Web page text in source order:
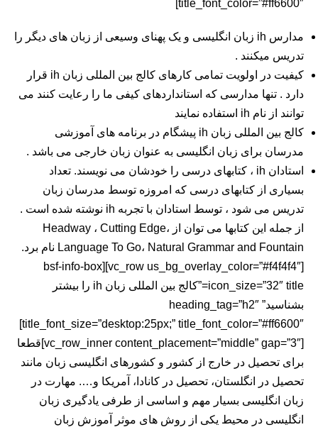
title_font_color=”#ff6600″]
مدارس ih زبان انگلیسی و یک پهنای وسیعی از زبان های دیگر را
تدریس میکنند .
کیفیت در اولویت تمامی کارهای کالج بین المللی زبان ih قرار
دارد . تنها مدارسی که استانداردهای کیفی ما را رعایت کنند می
توانند از نام ih استفاده نمایند
کالج بین المللی زبان ih پیشگام در برنامه های آموزشی
مدرسان برای زبان انگلیسی به عنوان زبان خارجی می باشد .
استادان ih ، کتابهای درسی را خودشان می نویسند. تعداد
بسیاری از کتابهای درسی که امروزه توسط مدرسان زبان
تدریس می شود ، توسط استادان با تجربه ih نوشته شده است .
از جمله این کتابها می توان از Headway ، Cutting Edge،
Language To Go، Natural Grammar and Fountain نام برد.
[vc_row us_bg_overlay_color=”#f4f4f4″][bsf-info-box
icon_size=”32″ title=”کالج بین المللی زبان ih را بیشتر
بشناسید” heading_tag=”h2″
title_font_size=”desktop:25px;” title_font_color=”#ff6600″]
[vc_row_inner content_placement=”middle” gap=”3″]قطعا
برای تحصیل در خارج از کشور و کشورهای انگلیسی زبان مانند
تحصیل در انگلستان، تحصیل در کانادا ، آمریکا و…. مهارت در
زبان انگلیسی بسیار مهم و اساسی از طرفی یادگیری زبان
انگلیسی در محیط یکی از روش های موثر آموزش زبان